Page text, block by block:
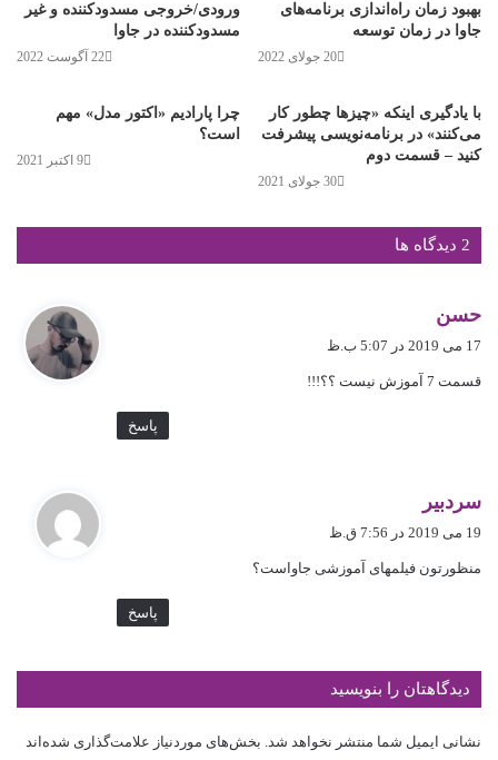
ورودی/خروجی مسدودکننده و غیر
مسدودکننده در جاوا
22 آگوست 2022
بهبود زمان راه‌اندازی برنامه‌های
جاوا در زمان توسعه
20 جولای 2022
چرا پارادیم «اکتور مدل» مهم
است؟
9 اکتبر 2021
با یادگیری اینکه «چیزها چطور کار
می‌کنند» در برنامه‌نویسی پیشرفت
کنید – قسمت دوم
30 جولای 2021
‫2 دیدگاه ها
حسن
:
17 می 2019 در 5:07 ب.ظ
قسمت 7 آموزش نیست ؟؟!!!
پاسخ
سردبیر
:
19 می 2019 در 7:56 ق.ظ
منظورتون فیلم‎های آموزشی جاواست؟
پاسخ
دیدگاهتان را بنویسید
نشانی ایمیل شما منتشر نخواهد شد. بخش‌های موردنیاز علامت‌گذاری شده‌اند